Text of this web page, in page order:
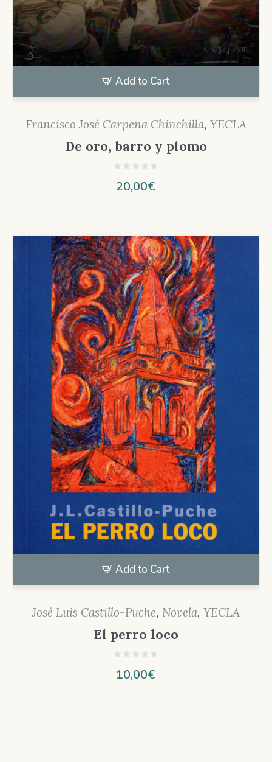
Add to Cart
Francisco José Carpena Chinchilla, YECLA
De oro, barro y plomo
20,00€
Add to Cart
José Luis Castillo-Puche, Novela, YECLA
El perro loco
10,00€